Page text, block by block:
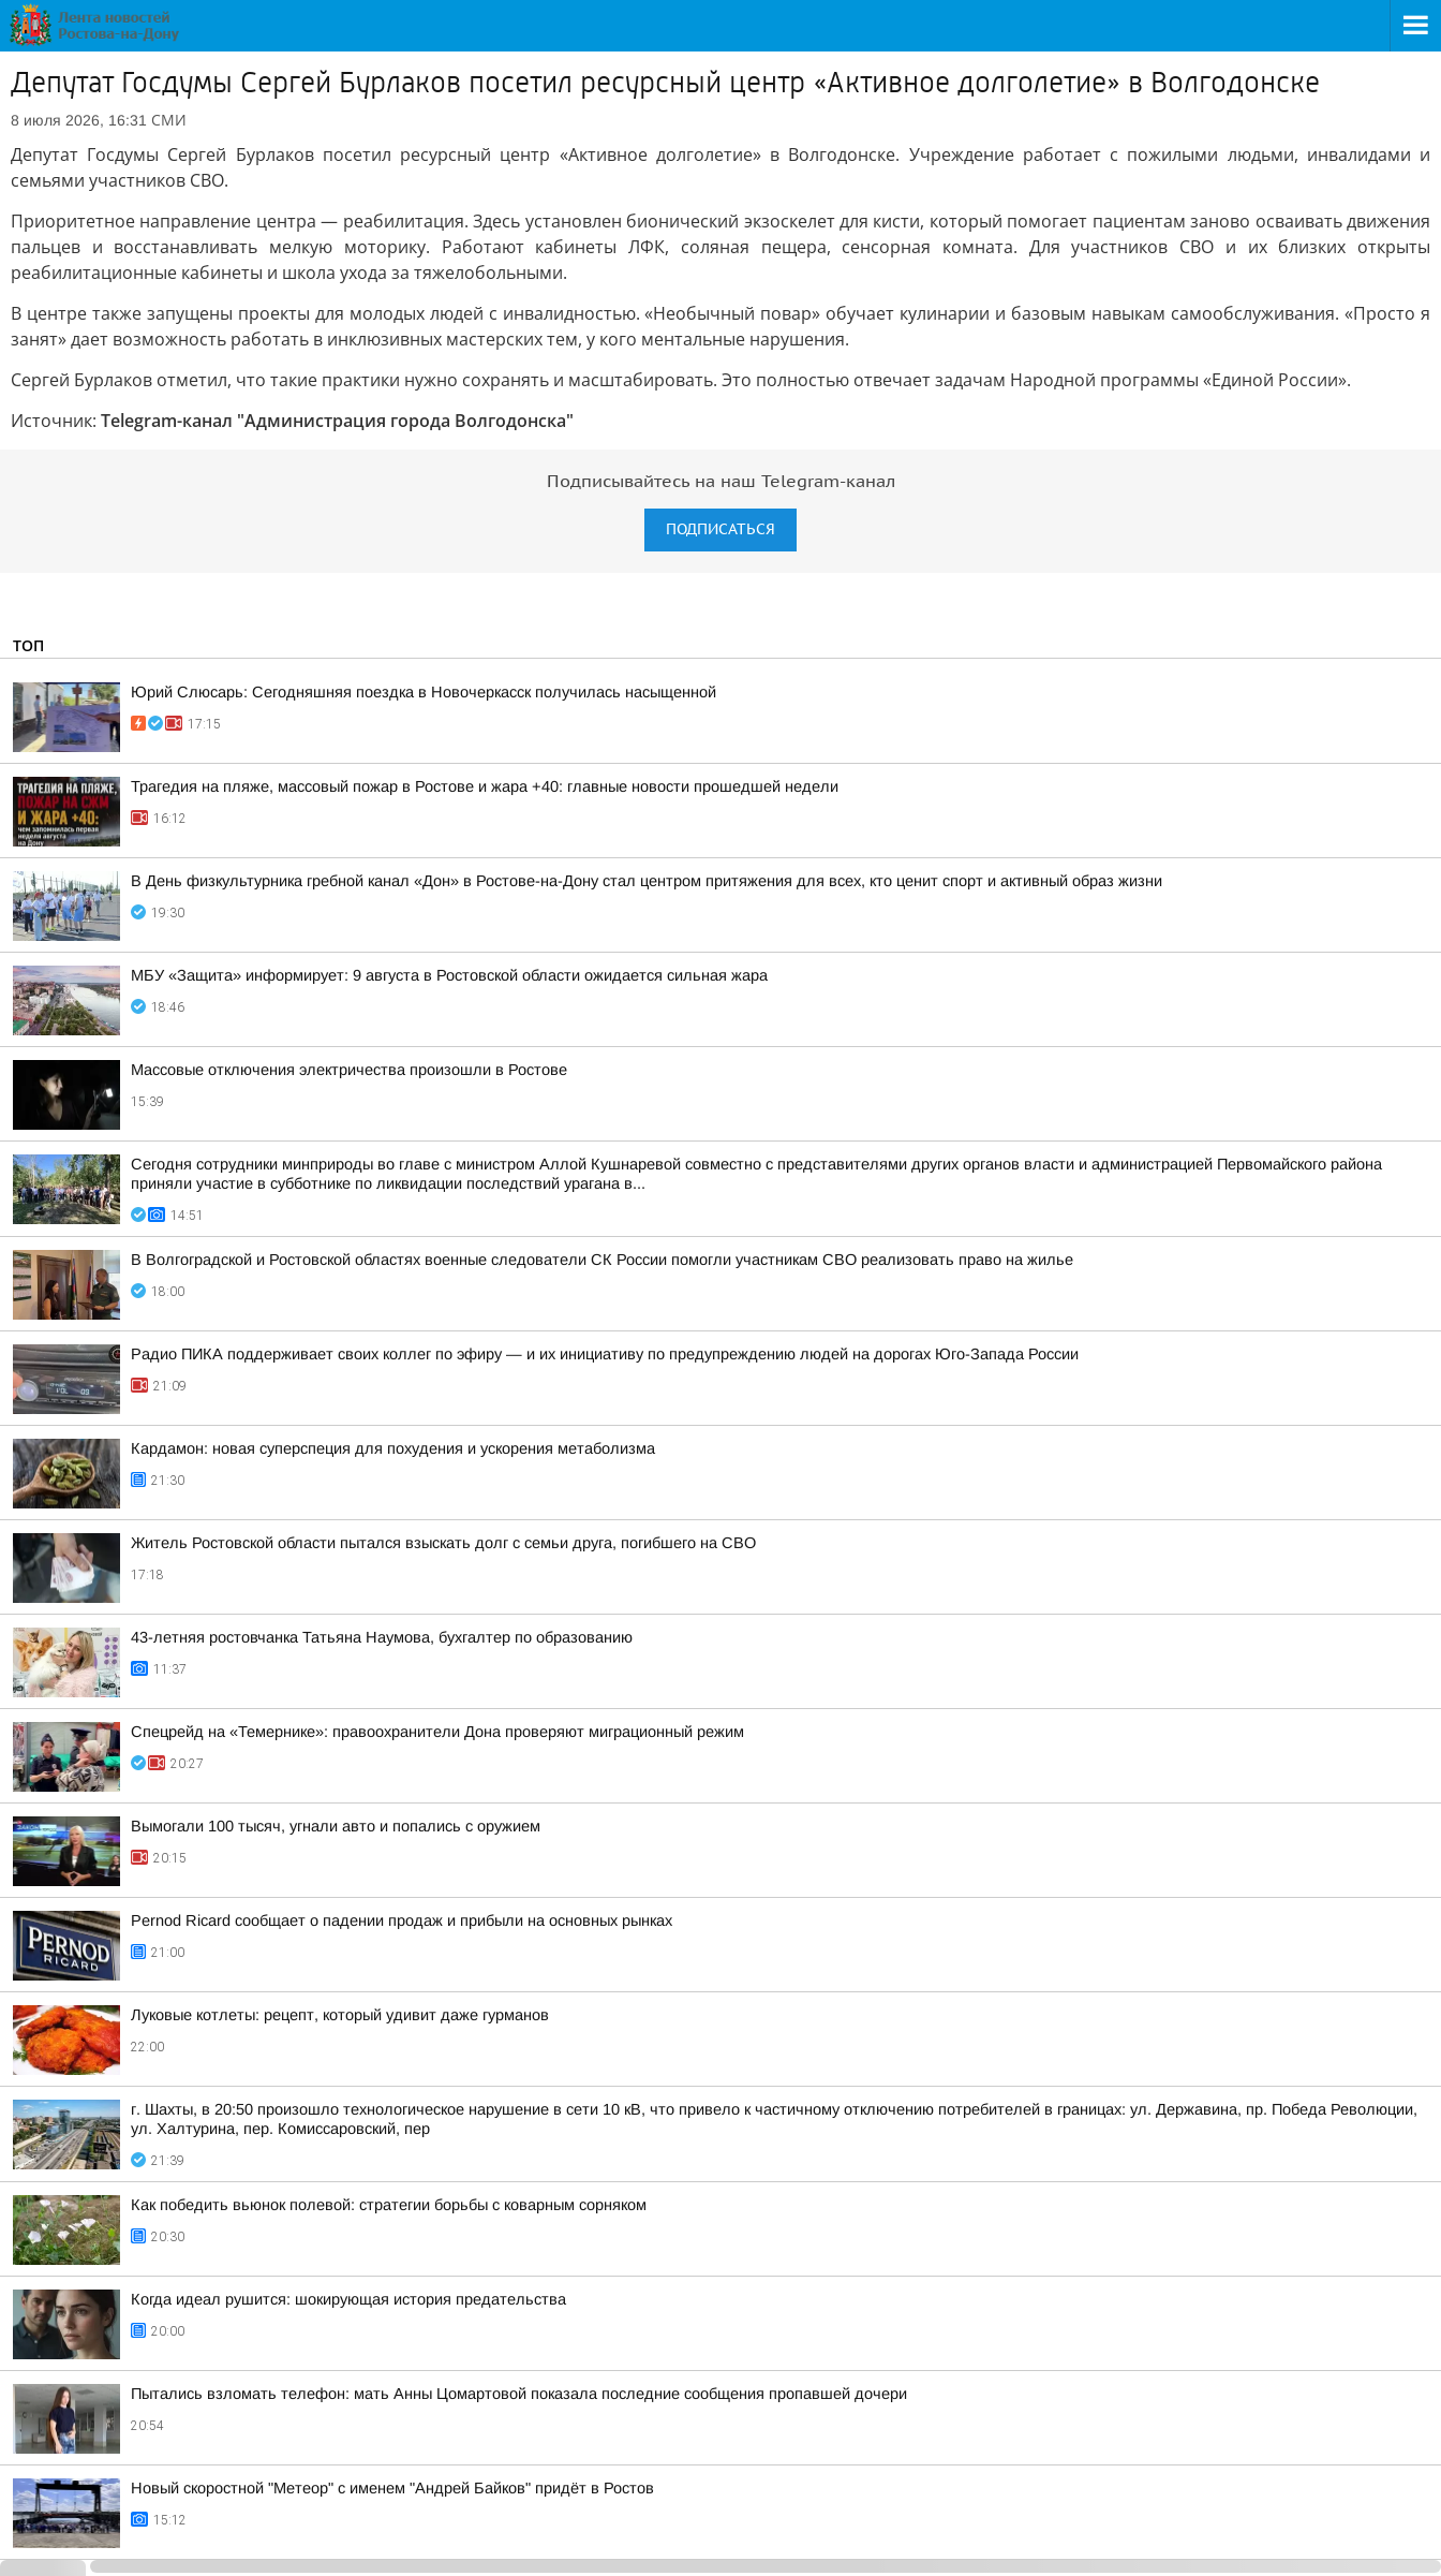
Депутат Госдумы Сергей Бурлаков посетил ресурсный центр «Активное долголетие» в Волгодонске
8 июля 2026, 16:31 СМИ
Депутат Госдумы Сергей Бурлаков посетил ресурсный центр «Активное долголетие» в Волгодонске. Учреждение работает с пожилыми людьми, инвалидами и
семьями участников СВО.
Приоритетное направление центра — реабилитация. Здесь установлен бионический экзоскелет для кисти, который помогает пациентам заново осваивать движения
пальцев и восстанавливать мелкую моторику. Работают кабинеты ЛФК, соляная пещера, сенсорная комната. Для участников СВО и их близких открыты
реабилитационные кабинеты и школа ухода за тяжелобольными.
В центре также запущены проекты для молодых людей с инвалидностью. «Необычный повар» обучает кулинарии и базовым навыкам самообслуживания. «Просто я
занят» дает возможность работать в инклюзивных мастерских тем, у кого ментальные нарушения.
Сергей Бурлаков отметил, что такие практики нужно сохранять и масштабировать. Это полностью отвечает задачам Народной программы «Единой России».
Источник: Telegram-канал "Администрация города Волгодонска"
Подписывайтесь на наш Telegram-канал
ПОДПИСАТЬСЯ
ТОП
Юрий Слюсарь: Сегодняшняя поездка в Новочеркасск получилась насыщенной
17:15
Трагедия на пляже, массовый пожар в Ростове и жара +40: главные новости прошедшей недели
16:12
В День физкультурника гребной канал «Дон» в Ростове-на-Дону стал центром притяжения для всех, кто ценит спорт и активный образ жизни
19:30
МБУ «Защита» информирует: 9 августа в Ростовской области ожидается сильная жара
18:46
Массовые отключения электричества произошли в Ростове
15:39
Сегодня сотрудники минприроды во главе с министром Аллой Кушнаревой совместно с представителями других органов власти и администрацией Первомайского района
приняли участие в субботнике по ликвидации последствий урагана в...
14:51
В Волгоградской и Ростовской областях военные следователи СК России помогли участникам СВО реализовать право на жилье
18:00
Радио ПИКА поддерживает своих коллег по эфиру — и их инициативу по предупреждению людей на дорогах Юго-Запада России
21:09
Кардамон: новая суперспеция для похудения и ускорения метаболизма
21:30
Житель Ростовской области пытался взыскать долг с семьи друга, погибшего на СВО
17:18
43-летняя ростовчанка Татьяна Наумова, бухгалтер по образованию
11:37
Спецрейд на «Темернике»: правоохранители Дона проверяют миграционный режим
20:27
Вымогали 100 тысяч, угнали авто и попались с оружием
20:15
Pernod Ricard сообщает о падении продаж и прибыли на основных рынках
21:00
Луковые котлеты: рецепт, который удивит даже гурманов
22:00
г. Шахты, в 20:50 произошло технологическое нарушение в сети 10 кВ, что привело к частичному отключению потребителей в границах: ул. Державина, пр. Победа Революции,
ул. Халтурина, пер. Комиссаровский, пер
21:39
Как победить вьюнок полевой: стратегии борьбы с коварным сорняком
20:30
Когда идеал рушится: шокирующая история предательства
20:00
Пытались взломать телефон: мать Анны Цомартовой показала последние сообщения пропавшей дочери
20:54
Новый скоростной "Метеор" с именем "Андрей Байков" придёт в Ростов
15:12